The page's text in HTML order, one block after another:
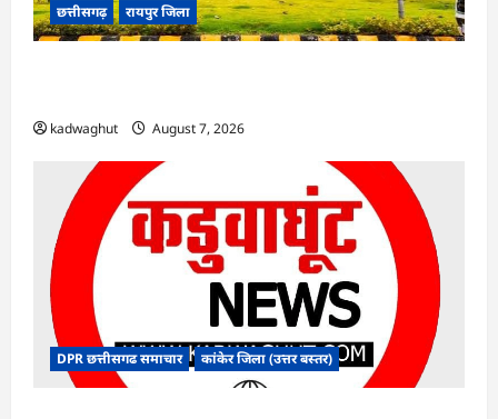
छत्तीसगढ़ रायपुर जिला
kadwaghut August 7, 2026
DPR छत्तीसगढ समाचार कांकेर जिला (उत्तर बस्तर)